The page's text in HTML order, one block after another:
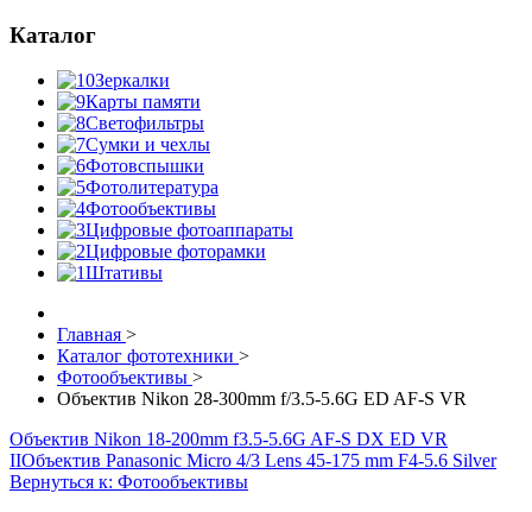
Каталог
Зеркалки
Карты памяти
Светофильтры
Сумки и чехлы
Фотовспышки
Фотолитература
Фотообъективы
Цифровые фотоаппараты
Цифровые фоторамки
Штативы
Главная >
Каталог фототехники >
Фотообъективы >
Объектив Nikon 28-300mm f/3.5-5.6G ED AF-S VR
Объектив Nikon 18-200mm f3.5-5.6G AF-S DX ED VR
IIОбъектив Panasonic Micro 4/3 Lens 45-175 mm F4-5.6 Silver
Вернуться к: Фотообъективы